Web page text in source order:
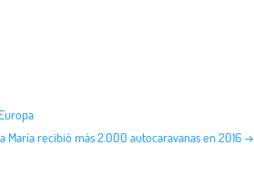
María recibió más 2.000 autocaravanas en 2016 →